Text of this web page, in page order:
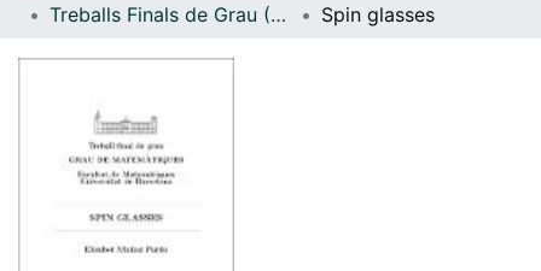
Com publicar
Treballs Finals de Grau (TFG) - Matemàtiques
Spin glasses